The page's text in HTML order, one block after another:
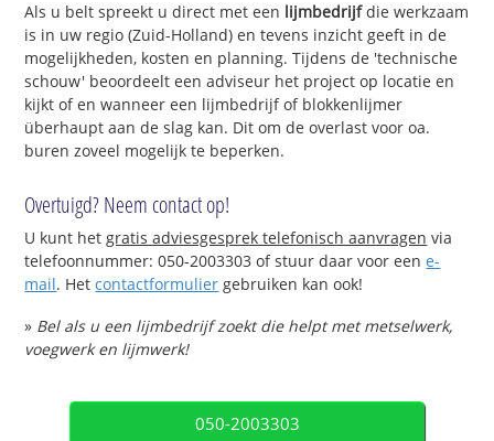
Als u belt spreekt u direct met een lijmbedrijfdie werkzaam
is in uw regio (Zuid-Holland) en tevens inzicht geeft in de
mogelijkheden, kosten en planning. Tijdens de 'technische
schouw' beoordeelt een adviseur het project op locatie en
kijkt of en wanneer een lijmbedrijf of blokkenlijmer
überhaupt aan de slag kan. Dit om de overlast voor oa.
buren zoveel mogelijk te beperken.
Overtuigd? Neem contact op!
U kunt hetgratis adviesgesprek telefonisch aanvragen via
telefoonnummer: 050-2003303 of stuur daar voor eene-
mail. Hetcontactformulier gebruiken kan ook!
» Bel als u een lijmbedrijf zoekt die helpt met metselwerk,
voegwerk en lijmwerk!
050-2003303